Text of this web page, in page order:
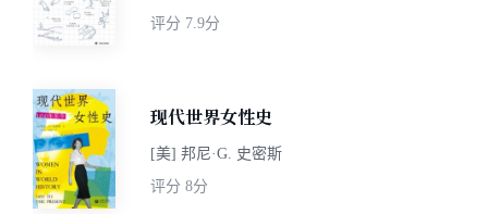
评分 7.9分
现代世界女性史
[美] 邦尼·G. 史密斯
评分 8分